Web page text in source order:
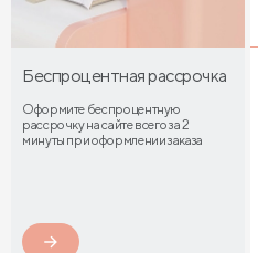
Беспроцентная рассрочка
Оформите беспроцентную
рассрочку на сайте всего за 2
минуты при оформлении заказа